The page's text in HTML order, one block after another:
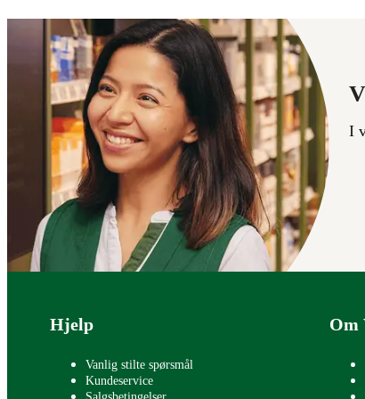
I
Bunntekst
Hjelp
Vanlig stilte spørsmål
Kundeservice
Om